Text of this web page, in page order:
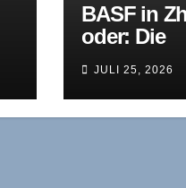
BASF in
oder: Die
JULI 25, 2026